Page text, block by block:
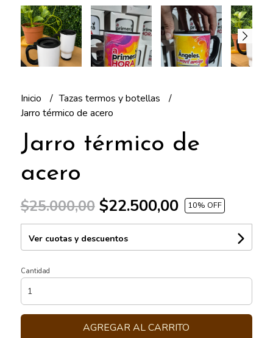
Inicio
Tazas termos y botellas
Jarro térmico de acero
Jarro térmico de
acero
$25.000,00$22.500,00 10% OFF
Ver cuotas y descuentos
Cantidad
AGREGAR AL CARRITO